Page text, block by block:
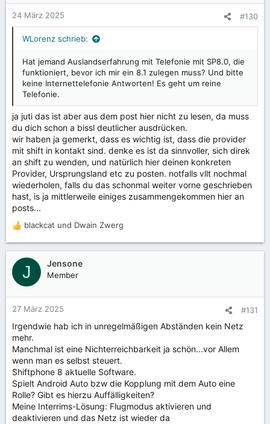
24 März 2025 #130
WLorenz schrieb:
Hat jemand Auslandserfahrung mit Telefonie mit SP8.0, die
funktioniert, bevor ich mir ein 8.1 zulegen muss? Und bitte
keine Internettelefonie Antworten! Es geht um reine
Telefonie.
ja juti das ist aber aus dem post hier nicht zu lesen, da muss
du dich schon a bissl deutlicher ausdrücken.
wir haben ja gemerkt, dass es wichtig ist, dass die provider
mit shift in kontakt sind. denke es ist da sinnvoller, sich direk
an shift zu wenden, und natürlich hier deinen konkreten
Provider, Ursprungsland etc zu posten. notfalls vllt nochmal
wiederholen, falls du das schonmal weiter vorne geschrieben
hast, is ja mittlerweile einiges zusammengekommen hier an
posts...
R
e
a
k
t
o
n
n
:
blackcat und Dwain Zwerg
J Jensone
Member
27 März 2025 #131
Irgendwie hab ich in unregelmäßigen Abständen kein Netz
mehr.
Manchmal ist eine Nichterreichbarkeit ja schön...vor Allem
wenn man es selbst steuert.
Shiftphone 8 aktuelle Software.
Spielt Android Auto bzw die Kopplung mit dem Auto eine
Rolle? Gibt es hierzu Auffälligkeiten?
Meine Interrims-Lösung: Flugmodus aktivieren und
deaktivieren und das Netz ist wieder da